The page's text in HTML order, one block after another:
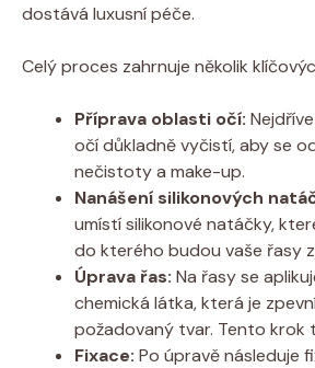
dostává luxusní ​péče.
Celý​ proces zahrnuje několik‍
Příprava oblasti očí:
očí důkladně vyčistí, aby se
nečistoty a make-up.
Nanášení silikonových​
‍umístí silikonové natáčky,
do kterého budou vaše řasy
Úprava řas: Na ⁢řasy se
chemická látka, která je
požadovaný tvar.​ Tento krok​
Fixace: Po úpravě následuje